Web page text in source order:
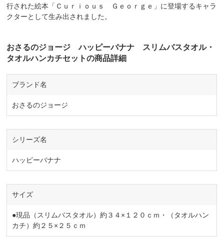
行された絵本「Ｃｕｒｉｏｕｓ Ｇｅｏｒｇｅ」に登場するキャラ
クターとして生み出されました。
おさるのジョージ ハッピーバナナ スリムバスタオル・
タオルハンカチセットの商品詳細
ブランド名
おさるのジョージ
シリーズ名
ハッピーバナナ
サイズ
●現品（スリムバスタオル）約３４×１２０ｃｍ・（タオルハン
カチ）約２５×２５ｃｍ